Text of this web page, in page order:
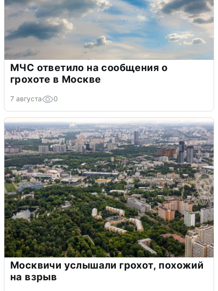
МЧС ответило на сообщения о
грохоте в Москве
7 августа 0
Москвичи услышали грохот, похожий
на взрыв